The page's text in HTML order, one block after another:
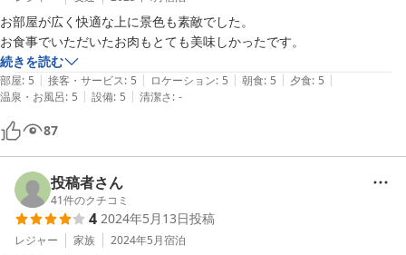
お部屋が広く快適な上に景色も素敵でした。
お食事でいただいたお肉もとても美味しかったです。
続きを読む
部屋: 5 | 接客・サービス: 5 | ロケーション: 5 | 朝食: 5 | 夕食: 5 |
温泉・お風呂: 5 | 設備: 5 | 清潔さ: -
87
投稿者さん
41件のクチコミ
4 2024年5月13日投稿
レジャー 家族 2024年5月宿泊